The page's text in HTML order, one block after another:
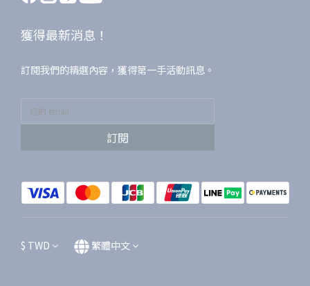
獲得最新消息！
訂閱我們的精選內容，獲得第一手活動訊息。
訂閱
$ TWD 繁體中文